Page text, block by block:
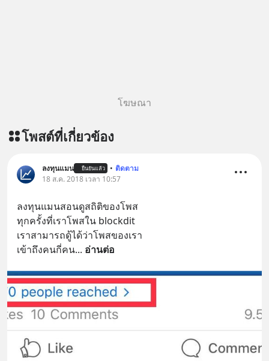
โฆษณา
โพสต์ที่เกี่ยวข้อง
ลงทุนแมน ยืนยันแล้ว • ติดตาม
18 ส.ค. 2018 เวลา 10:57
ลงทุนแมนสอนดูสถิติของโพส
ทุกครั้งที่เราโพสใน blockdit
เราสามารถดู้ได้ว่าโพสของเรา
เข้าถึงคนกี่คน... อ่านต่อ